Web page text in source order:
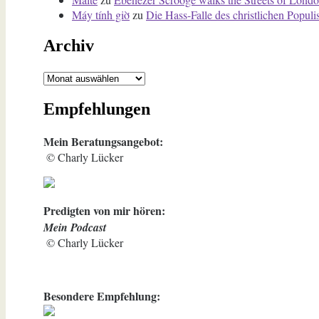
Máy tính giờzuDie Hass-Falle des christlichen
Archiv
Archiv
Empfehlungen
Mein Beratungsangebot:
© Charly Lücker
Predigten von mir hören:
Mein Podcast
© Charly Lücker
Besondere Empfehlung: